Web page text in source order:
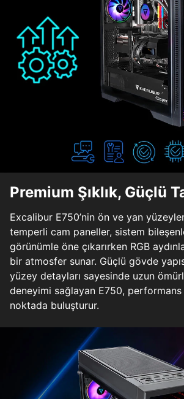
Premium Şıklık, Güçlü
Excalibur E750’nin ön ve yan
temperli cam paneller, sistem
görünümle öne çıkarırken RGB
bir atmosfer sunar. Güçlü gövde
yüzey detayları sayesinde uzun
deneyimi sağlayan E750, performans
noktada buluşturur.